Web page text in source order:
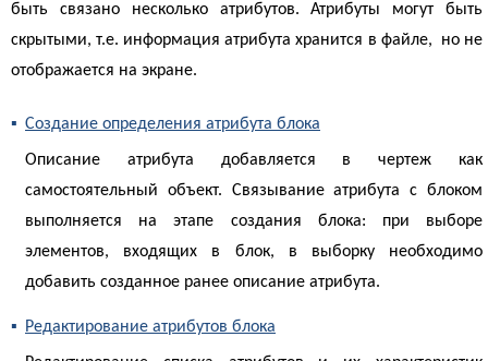
быть связано несколько атрибутов. Атрибуты могут быть
скрытыми, т.е. информация атрибута хранится в файле, но не
отображается на экране.
▪ Создание определения атрибута блока
Описание атрибута добавляется в чертеж как
самостоятельный объект. Связывание атрибута с блоком
выполняется на этапе создания блока: при выборе
элементов, входящих в блок, в выборку необходимо
добавить созданное ранее описание атрибута.
▪ Редактирование атрибутов блока